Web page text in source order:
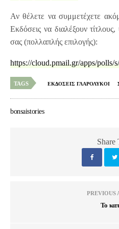
Αν θέλετε να συμμετέχετε
Εκδόσεις να διαλέξουν
σας (πολλαπλής επιλογής):
https://cloud.pmail.gr/apps/
TAGS ΕΚΔΟΣΕΙΣ ΓΛΑΡΟΛΥΚΟΙ
bonsaistories
Share
PREVIOUS
Το